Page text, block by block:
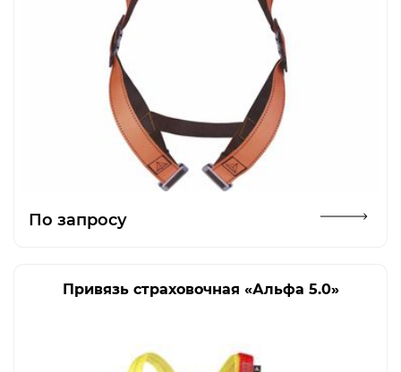
По запросу
Привязь страховочная «Альфа 5.0»